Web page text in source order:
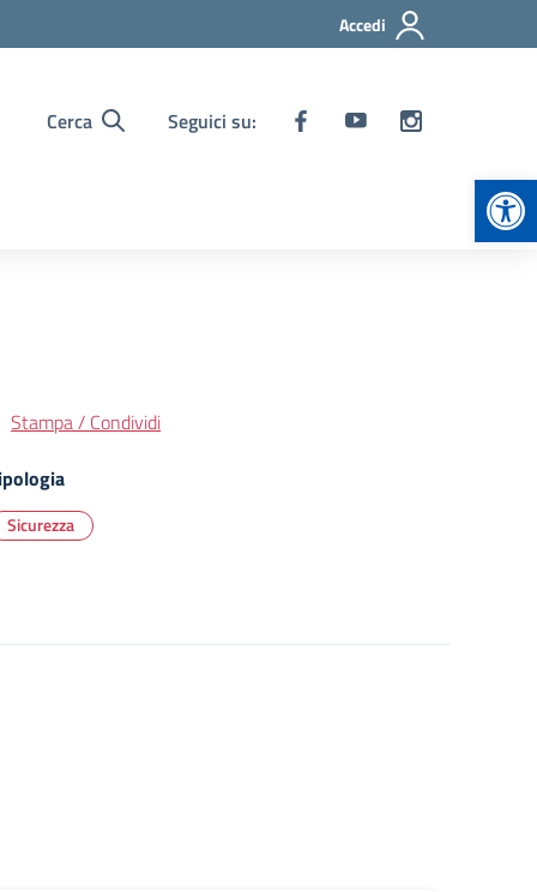
Accedi
Cerca Seguici su:
Stampa / Condividi
Sicurezza